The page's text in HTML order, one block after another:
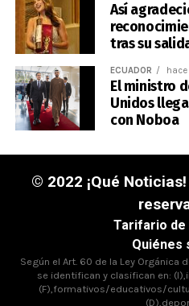
Así
tras su
ECUADOR
El ministro
Unidos
con Noboa
© 2022 ¡Qué
Tarifario
Quiénes
Según el Art. 60 de la Ley
se identifican y clasifican en:
(F),formativos/educativos/